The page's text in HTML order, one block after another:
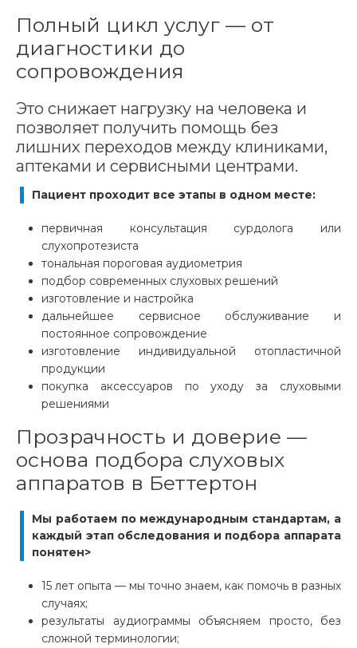
Полный цикл услуг — от
диагностики до
сопровождения
Это снижает нагрузку на человека и
позволяет получить помощь без
лишних переходов между клиниками,
аптеками и сервисными центрами.
Пациент проходит все этапы в одном месте:
первичная консультация сурдолога или
слухопротезиста
тональная пороговая аудиометрия
подбор современных слуховых решений
изготовление и настройка
дальнейшее сервисное обслуживание и
постоянное сопровождение
изготовление индивидуальной отопластичной
продукции
покупка аксессуаров по уходу за слуховыми
решениями
Прозрачность и доверие —
основа подбора слуховых
аппаратов в Беттертон
Мы работаем по международным стандартам, а
каждый этап обследования и подбора аппарата
понятен>
15 лет опыта — мы точно знаем, как помочь в разных
случаях;
результаты аудиограммы объясняем просто, без
сложной терминологии;